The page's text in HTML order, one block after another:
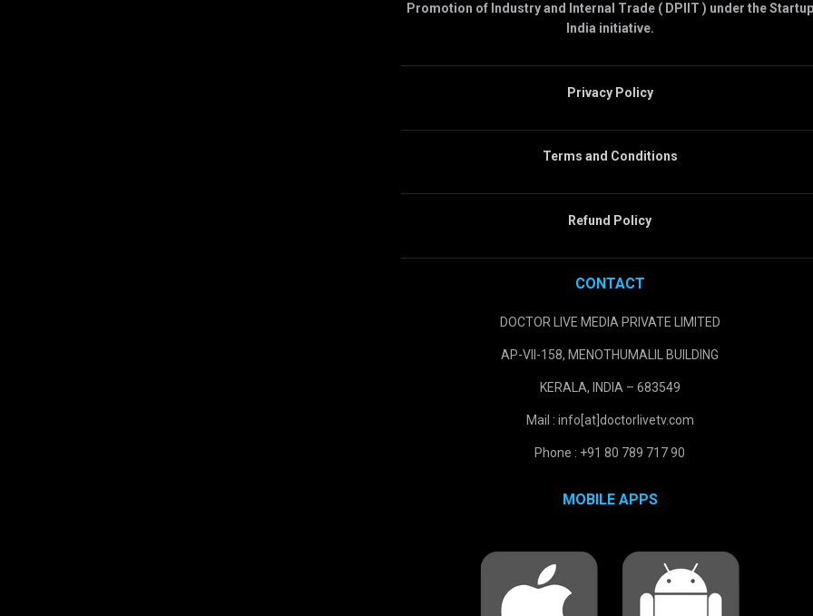
Promotion of Industry and Internal Trade ( DPIIT ) under the Startup
India initiative.
Privacy Policy
Terms and Conditions
Refund Policy
CONTACT
DOCTOR LIVE MEDIA PRIVATE LIMITED
AP-VII-158, MENOTHUMALIL BUILDING
KERALA, INDIA – 683549
Mail : info[at]doctorlivetv.com
Phone : +91 80 789 717 90
MOBILE APPS